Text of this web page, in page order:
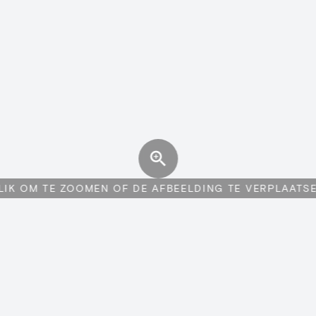
OM TE ZOOMEN OF DE AFBEELDING TE